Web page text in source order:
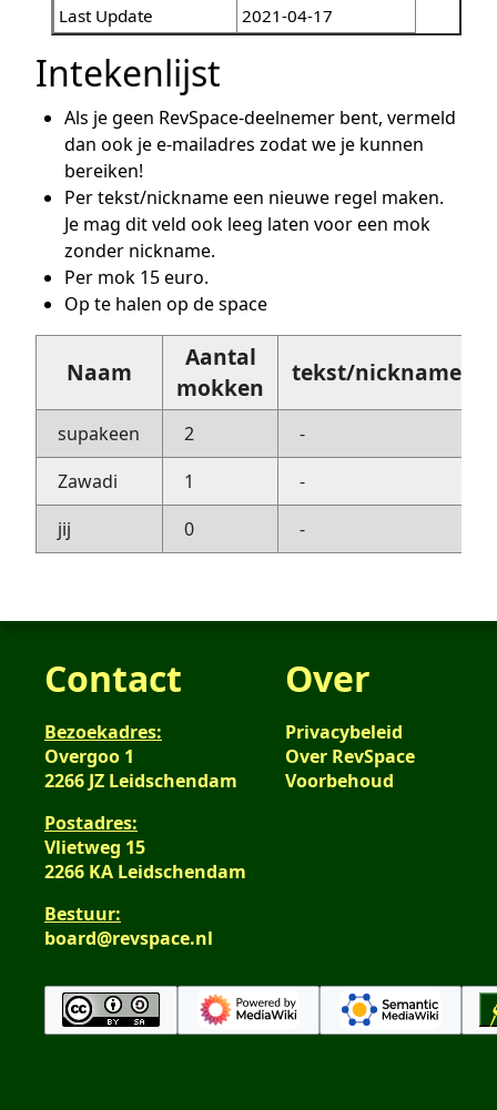
Last Update
2021-04-17
Intekenlijst
Als je geen RevSpace-deelnemer bent, vermeld
dan ook je e-mailadres zodat we je kunnen
bereiken!
Per tekst/nickname een nieuwe regel maken.
Je mag dit veld ook leeg laten voor een mok
zonder nickname.
Per mok 15 euro.
Op te halen op de space
Naam
Aantal
mokken
tekst/nickname
supakeen 2
-
Zawadi
1
-
jij
0 -
Contact
Bezoekadres:
Overgoo 1
2266 JZ Leidschendam
Postadres:
Vlietweg 15
2266 KA Leidschendam
Bestuur:
board@revspace.nl
Over
Privacybeleid
Over RevSpace
Voorbehoud